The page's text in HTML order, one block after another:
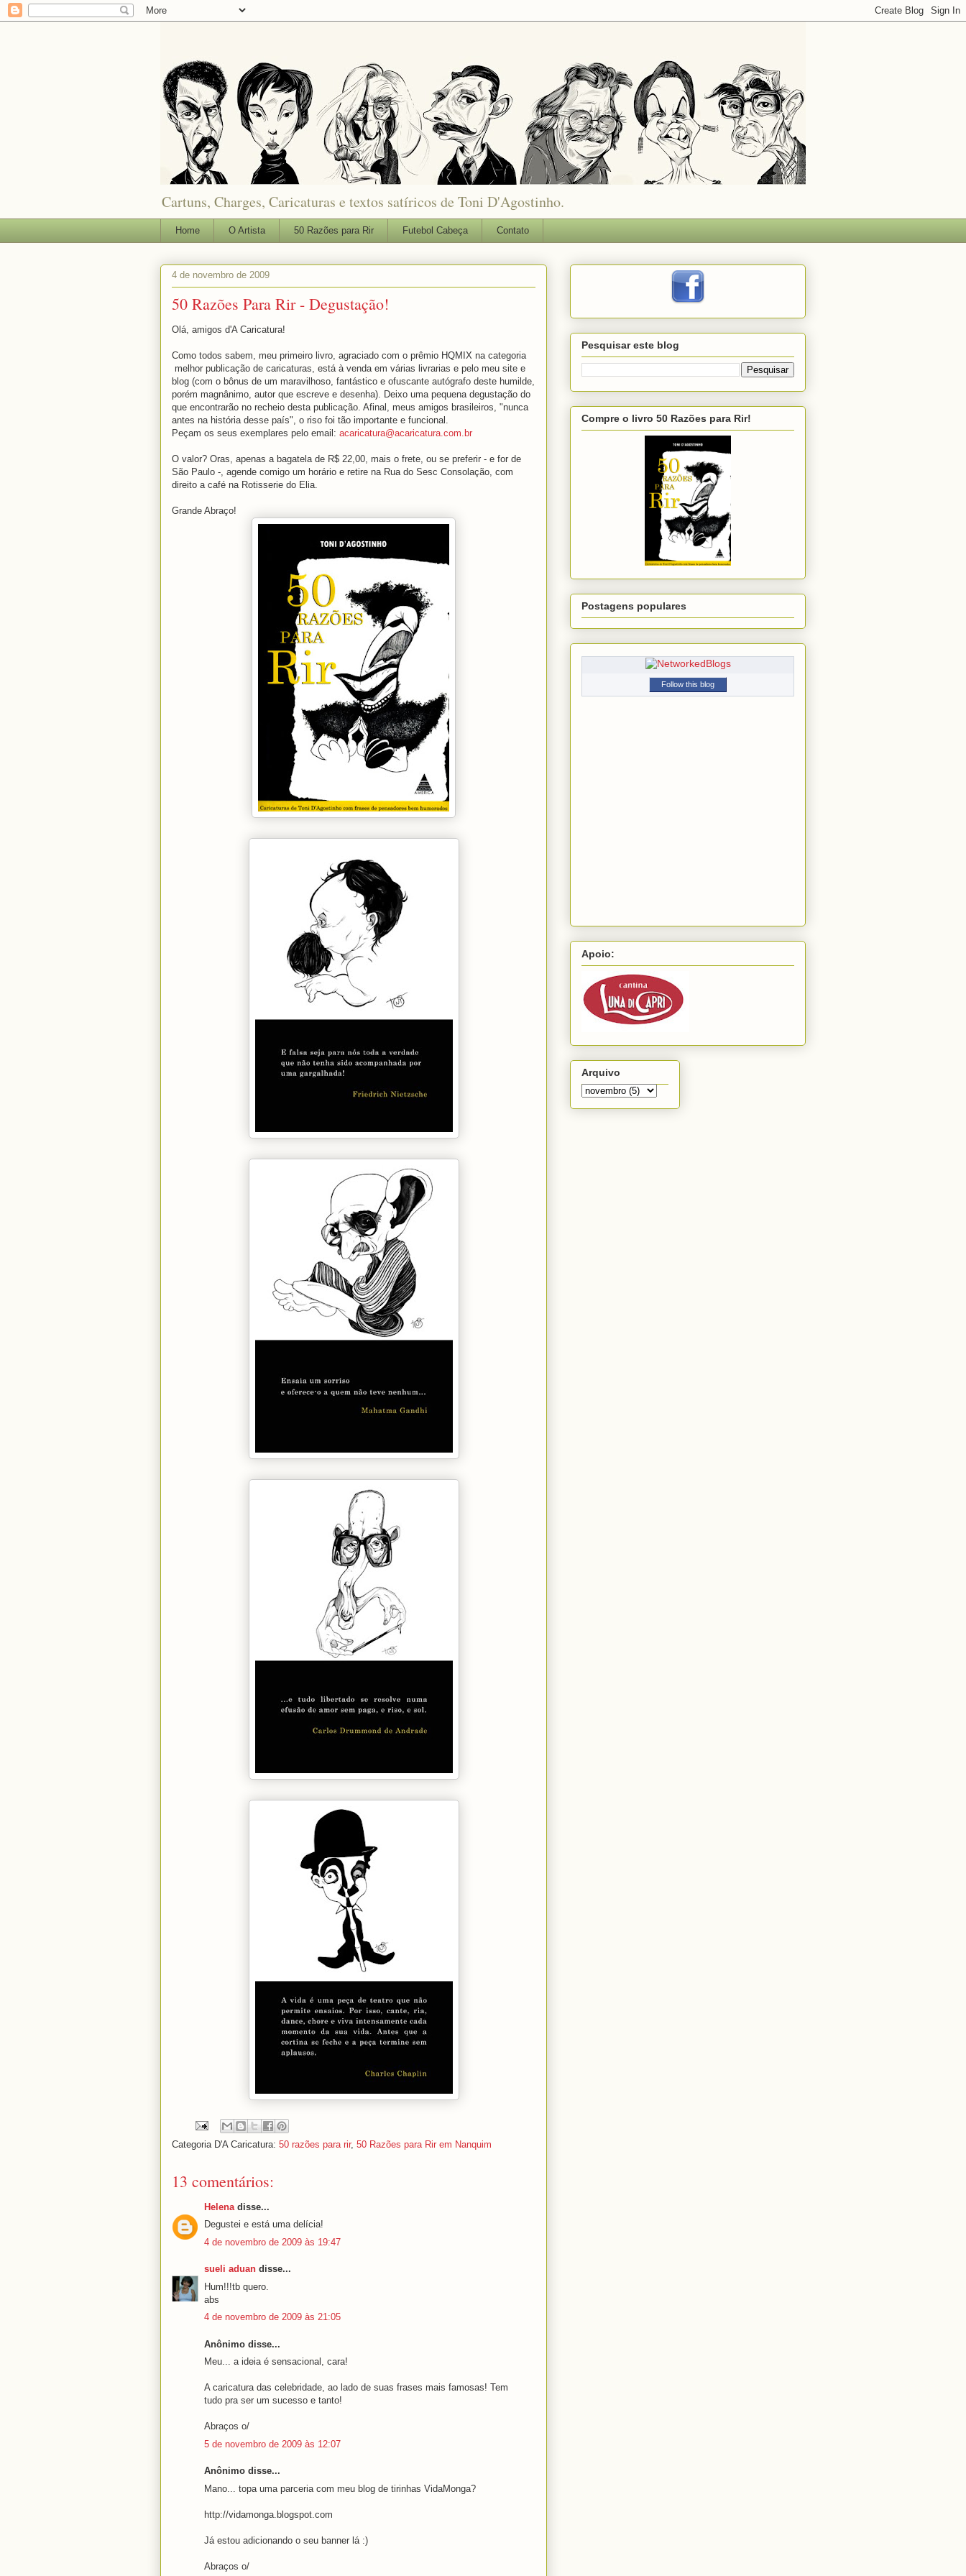
Cartuns, Charges, Caricaturas e textos satíricos de Toni D'Agostinho.
Home O Artista 50 Razões para Rir Futebol Cabeça Contato
4 de novembro de 2009
50 Razões Para Rir - Degustação!
Olá, amigos d'A Caricatura!
Como todos sabem, meu primeiro livro, agraciado com o prêmio HQMIX na categoria
melhor publicação de caricaturas, está à venda em várias livrarias e pelo meu site e
blog (com o bônus de um maravilhoso, fantástico e ofuscante autógrafo deste humilde,
porém magnânimo, autor que escreve e desenha). Deixo uma pequena degustação do
que encontrarão no recheio desta publicação. Afinal, meus amigos brasileiros, "nunca
antes na história desse país", o riso foi tão importante e funcional.
Peçam os seus exemplares pelo email: acaricatura@acaricatura.com.br
O valor? Oras, apenas a bagatela de R$ 22,00, mais o frete, ou se preferir - e for de
São Paulo -, agende comigo um horário e retire na Rua do Sesc Consolação, com
direito a café na Rotisserie do Elia.
Grande Abraço!
Categoria D'A Caricatura: 50 razões para rir, 50 Razões para Rir em Nanquim
13 comentários:
Helena disse...
Degustei e está uma delícia!
4 de novembro de 2009 às 19:47
sueli aduan disse...
Hum!!!tb quero.
abs
4 de novembro de 2009 às 21:05
Anônimo disse...
Meu... a ideia é sensacional, cara!
A caricatura das celebridade, ao lado de suas frases mais famosas! Tem
tudo pra ser um sucesso e tanto!
Abraços o/
5 de novembro de 2009 às 12:07
Anônimo disse...
Mano... topa uma parceria com meu blog de tirinhas VidaMonga?
http://vidamonga.blogspot.com
Já estou adicionando o seu banner lá :)
Abraços o/
Pesquisar este blog
Compre o livro 50 Razões para Rir!
Postagens populares
Follow this blog
Apoio:
Arquivo